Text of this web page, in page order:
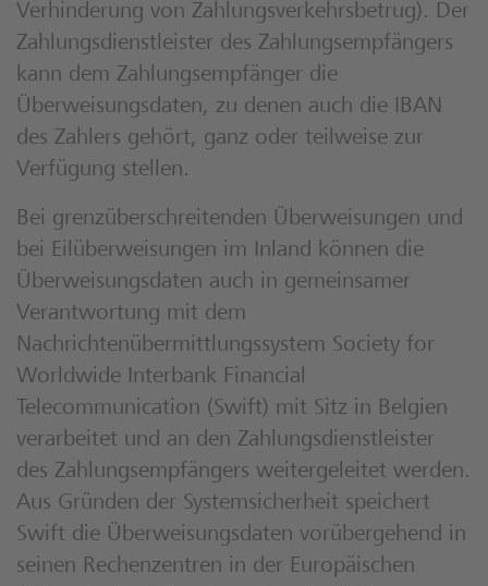
Verhinderung von Zahlungsverkehrsbetrug). Der
Zahlungsdienstleister des Zahlungsempfängers
kann dem Zahlungsempfänger die
Überweisungsdaten, zu denen auch die IBAN
des Zahlers gehört, ganz oder teilweise zur
Verfügung stellen.
Bei grenzüberschreitenden Überweisungen und
bei Eilüberweisungen im Inland können die
Überweisungsdaten auch in gemeinsamer
Verantwortung mit dem
Nachrichtenübermittlungssystem Society for
Worldwide Interbank Financial
Telecommunication (Swift) mit Sitz in Belgien
verarbeitet und an den Zahlungsdienstleister
des Zahlungsempfängers weitergeleitet werden.
Aus Gründen der Systemsicherheit speichert
Swift die Überweisungsdaten vorübergehend in
seinen Rechenzentren in der Europäischen